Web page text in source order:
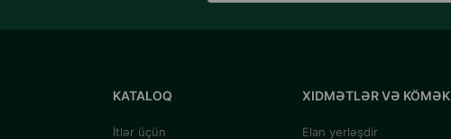
KATALOQ
İtlər üçün
XIDMƏTLƏR VƏ KÖMƏK
Elan yerləşdir